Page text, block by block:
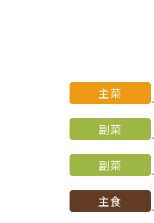
主菜
副菜
副菜
主食